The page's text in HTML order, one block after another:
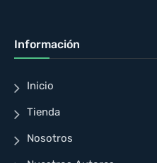
Información
Inicio
Tienda
Nosotros